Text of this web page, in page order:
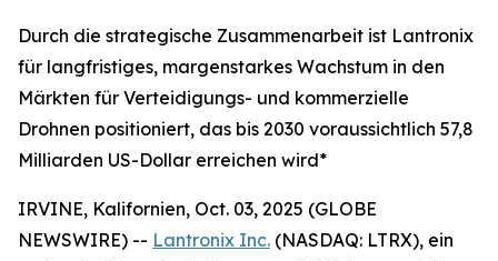
Durch die strategische Zusammenarbeit ist Lantronix
für langfristiges, margenstarkes Wachstum in den
Märkten für Verteidigungs- und kommerzielle
Drohnen positioniert, das bis 2030 voraussichtlich 57,8
Milliarden US-Dollar erreichen wird*
IRVINE, Kalifornien, Oct. 03, 2025 (GLOBE
NEWSWIRE) -- Lantronix Inc. (NASDAQ: LTRX), ein